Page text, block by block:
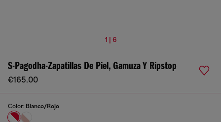
1 | 6
S-Pagodha-Zapatillas De Piel, Gamuza Y Ripstop
€165.00
Color: Blanco/Rojo